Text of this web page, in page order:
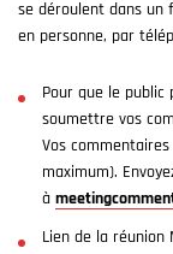
se déroulent dans un
en personne, par
Pour que le public
soumettre vos
Vos
maximum).
à
Lien de la réunion